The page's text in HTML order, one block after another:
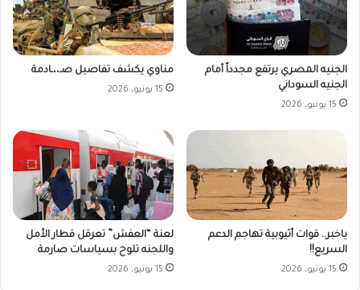
الجنيه المصري يرتفع مجدداً أمام
الجنيه السوداني
15 يونيو، 2026
مناوي يكشف تفاصيل صـ،،ـادمة
15 يونيو، 2026
ياخبر.. قوات أثيوبية تهاجم الدعم
السريع!!
15 يونيو، 2026
لعنة “العفش” تعرقل قطار الأمل
واللجنه تلوح بسياسات صارمة
15 يونيو، 2026